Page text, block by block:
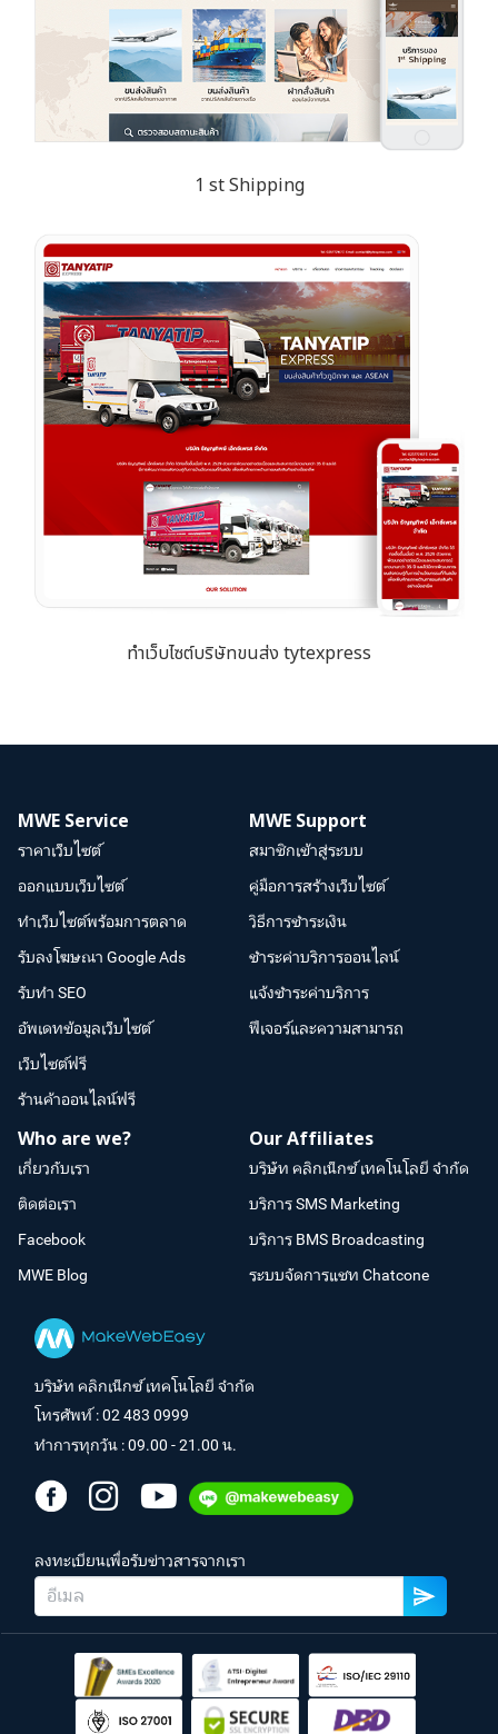
1 st Shipping
ทำเว็บไซต์บริษัทขนส่ง tytexpress
MWE Service
ราคาเว็บไซต์
ออกแบบเว็บไซต์
ทำเว็บไซต์พร้อมการตลาด
รับลงโฆษณา Google Ads
รับทำ SEO
อัพเดทข้อมูลเว็บไซต์
เว็บไซต์ฟรี
ร้านค้าออนไลน์ฟรี
MWE Support
สมาชิกเข้าสู่ระบบ
คู่มือการสร้างเว็บไซต์
วิธีการชำระเงิน
ชำระค่าบริการออนไลน์
แจ้งชำระค่าบริการ
ฟีเจอร์และความสามารถ
Who are we?
เกี่ยวกับเรา
ติดต่อเรา
Facebook
MWE Blog
Our Affiliates
บริษัท คลิกเน็กซ์ เทคโนโลยี จำกัด
บริการ SMS Marketing
บริการ BMS Broadcasting
ระบบจัดการแชท Chatcone
บริษัท คลิกเน็กซ์ เทคโนโลยี จำกัด
โทรศัพท์ :02 483 0999
ทำการทุกวัน : 09.00 - 21.00 น.
ลงทะเบียนเพื่อรับข่าวสารจากเรา